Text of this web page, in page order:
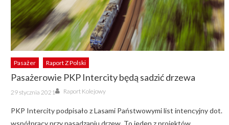
Pasażer Raport Z Polski
Pasażerowie PKP Intercity będą sadzić drzewa
Posted
on
29 stycznia 2021 Author
Raport Kolejowy
PKP Intercity podpisało z Lasami Państwowymi list intencyjny dot.